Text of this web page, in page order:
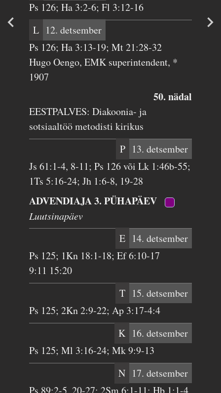
Ps 126; Ha 3:2-6; Fl 3:12-16
L 12. detsember
Ps 126; Ha 3:13-19; Mt 21:28-32
Hugo Oengo, EMK superintendent, *
1907
50. nädal
EESTPALVES: Diakoonia- ja
sotsiaaltöö metodisti kirikus
P 13. detsember
Js 61:1-4, 8-11; Ps 126 või Lk 1:46b-55;
1Ts 5:16-24; Jh 1:6-8, 19-28
ADVENDIAJA 3. PÜHAPÄEV
Luutsinapäev
E 14. detsember
Ps 125; 1Kn 18:1-18; Ef 6:10-17
9:11 15:20
T 15. detsember
Ps 125; 2Kn 2:9-22; Ap 3:17-4:4
K 16. detsember
Ps 125; Ml 3:16-24; Mk 9:9-13
N 17. detsember
Ps 89:2-5, 20-27; 2Sm 6:1-11; Hb 1:1-4